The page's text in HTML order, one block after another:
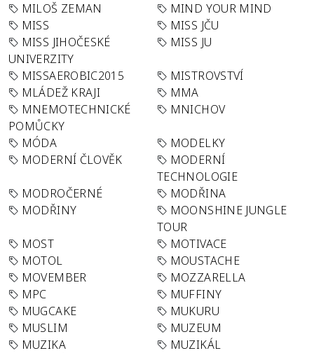
MILOŠ ZEMAN
MIND YOUR MIND
MISS
MISS JČU
MISS JIHOČESKÉ
UNIVERZITY
MISS JU
MISSAEROBIC2015
MISTROVSTVÍ
MLÁDEŽ KRAJI
MMA
MNEMOTECHNICKÉ
POMŮCKY
MNICHOV
MÓDA
MODELKY
MODERNÍ ČLOVĚK
MODERNÍ
TECHNOLOGIE
MODROČERNÉ
MODŘINA
MODŘINY
MOONSHINE JUNGLE
TOUR
MOST
MOTIVACE
MOTOL
MOUSTACHE
MOVEMBER
MOZZARELLA
MPC
MUFFINY
MUGCAKE
MUKURU
MUSLIM
MUZEUM
MUZIKA
MUZIKÁL